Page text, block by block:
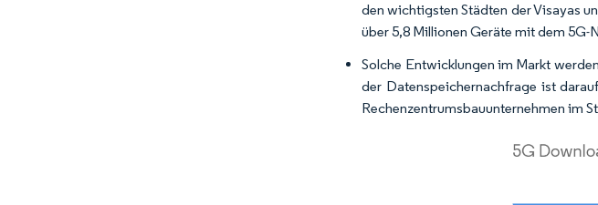
den wichtigsten Städten der Visayas
über 5,8 Millionen Geräte mit dem 5G-
Solche Entwicklungen im Markt
der Datenspeichernachfrage ist
Rechenzentrumsbauunternehmen im